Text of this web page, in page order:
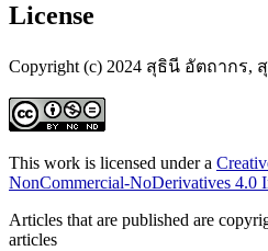
License
Copyright (c) 2024 สุธินี อัตถากร
This work is licensed under a
NonCommercial-NoDerivatives 4.0
Articles that are published are
articles